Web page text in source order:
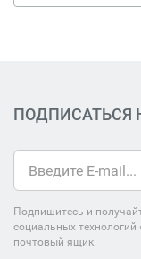
ПОДПИСАТЬСЯ
Подпишитесь и
социальных
почтовый ящик.